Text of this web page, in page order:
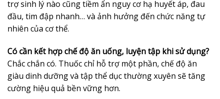
trợ sinh lý nào cũng tiềm ẩn nguy cơ hạ huyết áp, đau
đầu, tim đập nhanh… và ảnh hưởng đến chức năng tự
nhiên của cơ thể.
Có cần kết hợp chế độ ăn uống, luyện tập khi sử dụng?
Chắc chắn có. Thuốc chỉ hỗ trợ một phần, chế độ ăn
giàu dinh dưỡng và tập thể dục thường xuyên sẽ tăng
cường hiệu quả bền vững hơn.